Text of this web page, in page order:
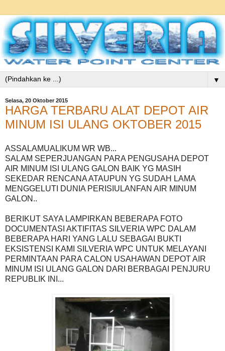
▼
Selasa, 20 Oktober 2015
HARGA TERBARU ALAT DEPOT AIR
MINUM ISI ULANG OKTOBER 2015
ASSALAMUALIKUM WR WB...
SALAM SEPERJUANGAN PARA PENGUSAHA DEPOT
AIR MINUM ISI ULANG GALON BAIK YG MASIH
SEKEDAR RENCANA ATAUPUN YG SUDAH LAMA
MENGGELUTI DUNIA PERISIULANFAN AIR MINUM
GALON..
BERIKUT SAYA LAMPIRKAN BEBERAPA FOTO
DOCUMENTASI AKTIFITAS SILVERIA WPC DALAM
BEBERAPA HARI YANG LALU SEBAGAI BUKTI
EKSISTENSI KAMI SILVERIA WPC UNTUK MELAYANI
PERMINTAAN PARA CALON USAHAWAN DEPOT AIR
MINUM ISI ULANG GALON DARI BERBAGAI PENJURU
REPUBLIK INI...